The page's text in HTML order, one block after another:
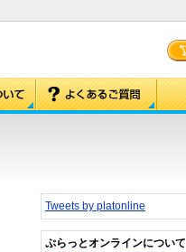
Tweets by platonline
ぷらっとオンラインについて